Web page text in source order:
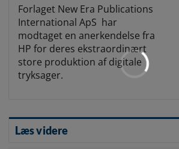
Forlaget New Era Publications
International ApS har
modtaget en anerkendelse fra
HP for deres ekstraordinært
store produktion af digitale
tryksager.
Læs videre